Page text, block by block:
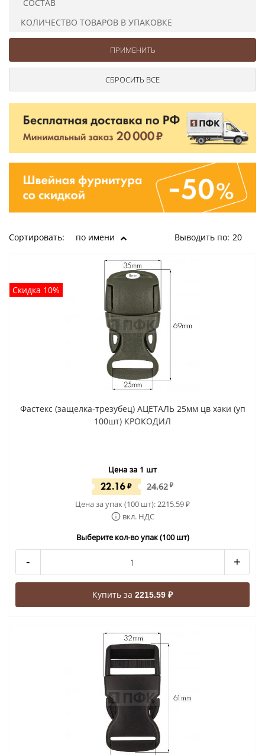
СОСТАВ
КОЛИЧЕСТВО ТОВАРОВ В УПАКОВКЕ
Сортировать: по имени Выводить по: 20
Скидка 10%
Фастекс (защелка-трезубец) АЦЕТАЛЬ 25мм цв хаки (уп
100шт) КРОКОДИЛ
Цена за 1 шт
22.16₽ 24.62 ₽
Цена за упак (100 шт):2215.59₽
вкл. НДС
Выберите кол-во упак (100 шт)
- +
Купить за 2215.59 ₽
Ушковые
Шторные
Цепочки шарики с замком
Ткани
Шнуры
Элементы декора